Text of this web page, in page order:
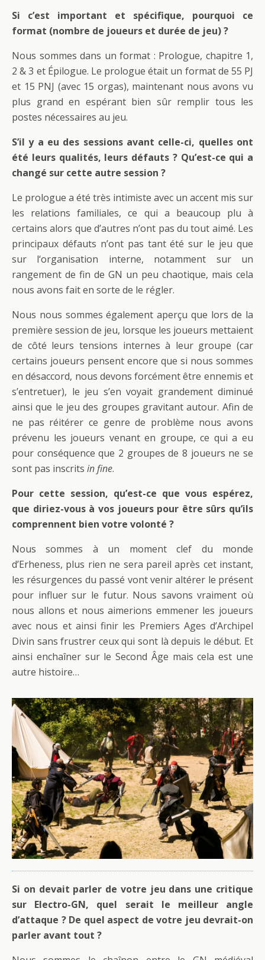
Si c’est important et spécifique, pourquoi ce
format (nombre de joueurs et durée de jeu) ?
Nous sommes dans un format : Prologue, chapitre 1,
2 & 3 et Épilogue. Le prologue était un format de 55 PJ
et 15 PNJ (avec 15 orgas), maintenant nous avons vu
plus grand en espérant bien sûr remplir tous les
postes nécessaires au jeu.
S’il y a eu des sessions avant celle-ci, quelles ont
été leurs qualités, leurs défauts ? Qu’est-ce qui a
changé sur cette autre session ?
Le prologue a été très intimiste avec un accent mis sur
les relations familiales, ce qui a beaucoup plu à
certains alors que d’autres n’ont pas du tout aimé. Les
principaux défauts n’ont pas tant été sur le jeu que
sur l‘organisation interne, notamment sur un
rangement de fin de GN un peu chaotique, mais cela
nous avons fait en sorte de le régler.
Nous nous sommes également aperçu que lors de la
première session de jeu, lorsque les joueurs mettaient
de côté leurs tensions internes à leur groupe (car
certains joueurs pensent encore que si nous sommes
en désaccord, nous devons forcément être ennemis et
s’entretuer), le jeu s’en voyait grandement diminué
ainsi que le jeu des groupes gravitant autour. Afin de
ne pas réitérer ce genre de problème nous avons
prévenu les joueurs venant en groupe, ce qui a eu
pour conséquence que 2 groupes de 8 joueurs ne se
sont pas inscrits in fine.
Pour cette session, qu’est-ce que vous espérez,
que diriez-vous à vos joueurs pour être sûrs qu’ils
comprennent bien votre volonté ?
Nous sommes à un moment clef du monde
d’Erheness, plus rien ne sera pareil après cet instant,
les résurgences du passé vont venir altérer le présent
pour influer sur le futur. Nous savons vraiment où
nous allons et nous aimerions emmener les joueurs
avec nous et ainsi finir les Premiers Ages d’Archipel
Divin sans frustrer ceux qui sont là depuis le début. Et
ainsi enchaîner sur le Second Âge mais cela est une
autre histoire…
Si on devait parler de votre jeu dans une critique
sur Electro-GN, quel serait le meilleur angle
d’attaque ? De quel aspect de votre jeu devrait-on
parler avant tout ?